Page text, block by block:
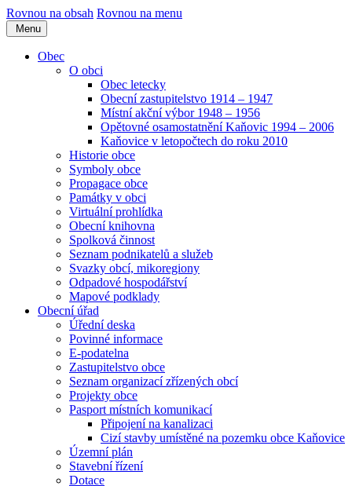
Rovnou na obsah Rovnou na menu
Menu
Obec
O obci
Obec letecky
Obecní zastupitelstvo 1914 – 1947
Místní akční výbor 1948 – 1956
Opětovné osamostatnění Kaňovic 1994 – 2006
Kaňovice v letopočtech do roku 2010
Historie obce
Symboly obce
Propagace obce
Památky v obci
Virtuální prohlídka
Obecní knihovna
Spolková činnost
Seznam podnikatelů a služeb
Svazky obcí, mikoregiony
Odpadové hospodářství
Mapové podklady
Obecní úřad
Úřední deska
Povinné informace
E-podatelna
Zastupitelstvo obce
Seznam organizací zřízených obcí
Projekty obce
Pasport místních komunikací
Připojení na kanalizaci
Cizí stavby umístěné na pozemku obce Kaňovice
Územní plán
Stavební řízení
Dotace